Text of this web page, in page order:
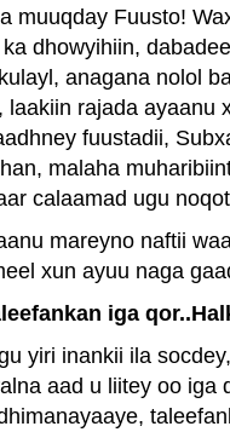
muuqday Fuusto!
dhowyihiin,
anagana nolol
laakiin rajada ayaanu
fuustadii,
malaha
calaamad ugu
mareyno naftii
xun ayuu naga
iga
yiri inankii ila
aad u liitey oo